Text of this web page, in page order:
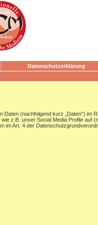
Datenschutzerklärung
(nachfolgend kurz „Daten“) im
z.B. unser Social Media Profile auf
im Art. 4 der